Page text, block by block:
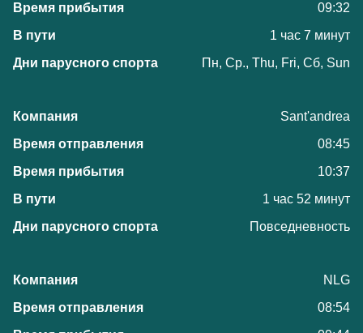
09:32
1 час 7 минут
Пн, Ср., Thu, Fri, Сб, Sun
Sant'andrea
08:45
10:37
1 час 52 минут
Повседневность
NLG
08:54